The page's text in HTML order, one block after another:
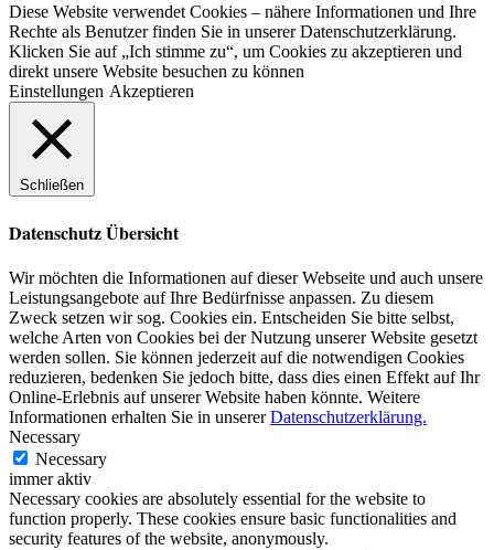
Diese Website verwendet Cookies – nähere Informationen und Ihre
Rechte als Benutzer finden Sie in unserer Datenschutzerklärung.
Klicken Sie auf „Ich stimme zu“, um Cookies zu akzeptieren und
direkt unsere Website besuchen zu können
Einstellungen Akzeptieren
Schließen
Datenschutz Übersicht
Wir möchten die Informationen auf dieser Webseite und auch unsere
Leistungsangebote auf Ihre Bedürfnisse anpassen. Zu diesem
Zweck setzen wir sog. Cookies ein. Entscheiden Sie bitte selbst,
welche Arten von Cookies bei der Nutzung unserer Website gesetzt
werden sollen. Sie können jederzeit auf die notwendigen Cookies
reduzieren, bedenken Sie jedoch bitte, dass dies einen Effekt auf Ihr
Online-Erlebnis auf unserer Website haben könnte. Weitere
Informationen erhalten Sie in unsererDatenschutzerklärung.
Necessary
Necessary
immer aktiv
Necessary cookies are absolutely essential for the website to
function properly. These cookies ensure basic functionalities and
security features of the website, anonymously.